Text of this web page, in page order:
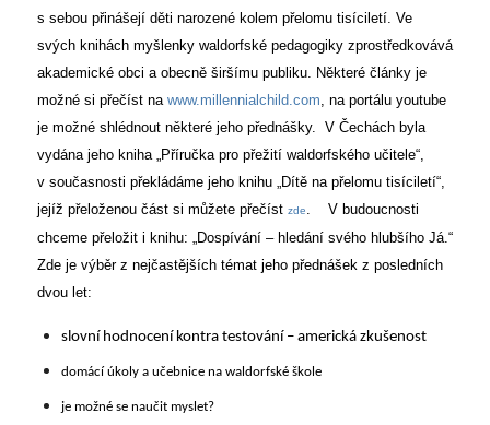
s sebou přinášejí děti narozené kolem přelomu tisíciletí. Ve
svých knihách myšlenky waldorfské pedagogiky zprostředkovává
akademické obci a obecně širšímu publiku. Některé články je
možné si přečíst na www.millennialchild.com , na portálu youtube
je možné shlédnout některé jeho přednášky. V Čechách byla
vydána jeho kniha „Příručka pro přežití waldorfského učitele“,
v současnosti překládáme jeho knihu „Dítě na přelomu tisíciletí“,
jejíž přeloženou část si můžete přečíst zde
. V budoucnosti
chceme přeložit i knihu: „Dospívání – hledání svého hlubšího Já.“
Zde je výběr z nejčastějších témat jeho přednášek z posledních
dvou let:
slovní hodnocení kontra testování – americká zkušenost
domácí úkoly a učebnice na waldorfské škole
je možné se naučit myslet?